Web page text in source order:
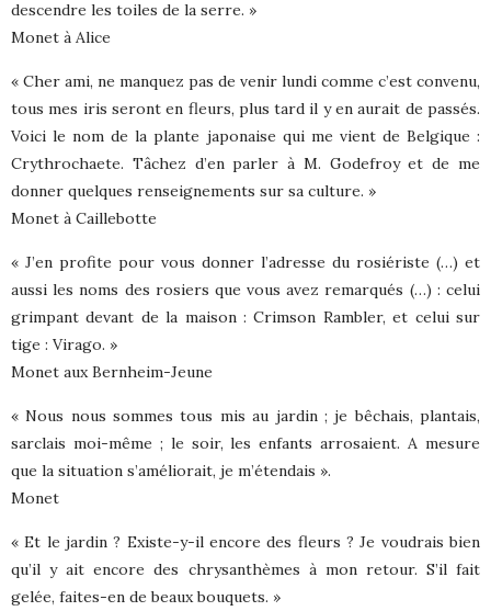
descendre les toiles de la serre. »
Monet à Alice
« Cher ami, ne manquez pas de venir lundi comme c’est convenu,
tous mes iris seront en fleurs, plus tard il y en aurait de passés.
Voici le nom de la plante japonaise qui me vient de Belgique :
Crythrochaete. Tâchez d’en parler à M. Godefroy et de me
donner quelques renseignements sur sa culture. »
Monet à Caillebotte
« J’en profite pour vous donner l’adresse du rosiériste (…) et
aussi les noms des rosiers que vous avez remarqués (…) : celui
grimpant devant de la maison : Crimson Rambler, et celui sur
tige : Virago. »
Monet aux Bernheim-Jeune
« Nous nous sommes tous mis au jardin ; je bêchais, plantais,
sarclais moi-même ; le soir, les enfants arrosaient. A mesure
que la situation s’améliorait, je m’étendais ».
Monet
« Et le jardin ? Existe-y-il encore des fleurs ? Je voudrais bien
qu’il y ait encore des chrysanthèmes à mon retour. S’il fait
gelée, faites-en de beaux bouquets. »